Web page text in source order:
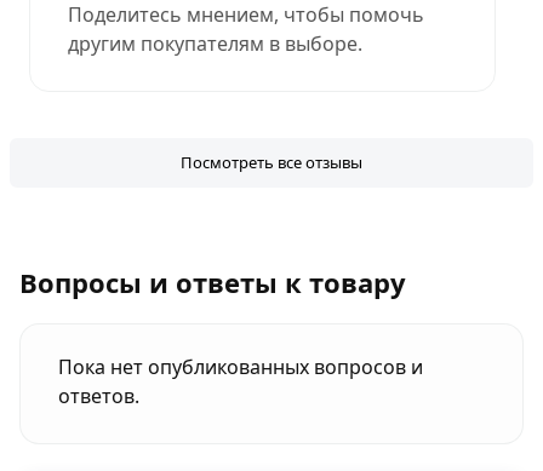
Поделитесь мнением, чтобы помочь
другим покупателям в выборе.
Посмотреть все отзывы
Вопросы и ответы к товару
Пока нет опубликованных вопросов и
ответов.